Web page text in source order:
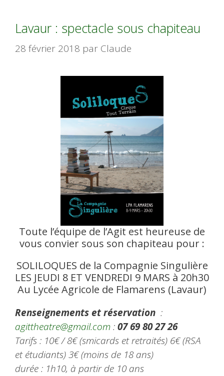
Lavaur : spectacle sous chapiteau
28 février 2018 par Claude
Toute l’équipe de l’Agit est heureuse de
vous convier sous son chapiteau pour :
SOLILOQUES de la Compagnie Singulière
LES JEUDI 8 ET VENDREDI 9 MARS à 20h30
Au Lycée Agricole de Flamarens (Lavaur)
Renseignements et réservation :
agittheatre@gmail.com:07 69 80 27 26
Tarifs : 10€ / 8€ (smicards et retraités) 6€ (RSA
et étudiants) 3€ (moins de 18 ans)
durée : 1h10, à partir de 10 ans